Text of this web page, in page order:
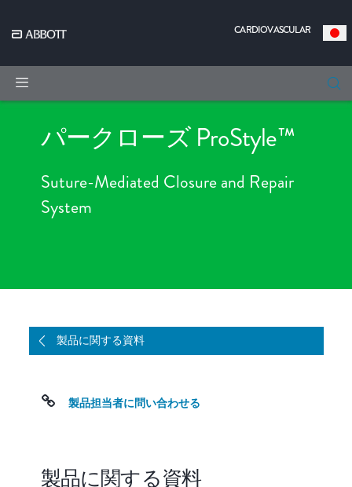
CARDIOVASCULAR |
パークローズ ProStyle™
Suture-Mediated Closure and Repair
System
製
品
製品に関する資料
製品担当者に問い合わせる
製品に関する資料